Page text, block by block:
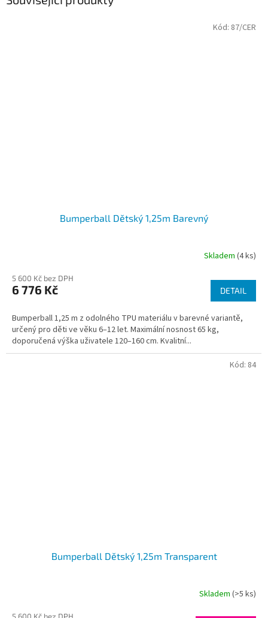
Bumperball Dětský 1,25m Barevný
Skladem (4 ks)
5 600 Kč bez DPH
6 776 Kč DETAIL
Bumperball 1,25 m z odolného TPU materiálu v barevné variantě,
určený pro děti ve věku 6–12 let. Maximální nosnost 65 kg,
doporučená výška uživatele 120–160 cm. Kvalitní...
Kód: 87/CER
Bumperball Dětský 1,25m Transparent
Skladem(>5 ks)
Kód: 84